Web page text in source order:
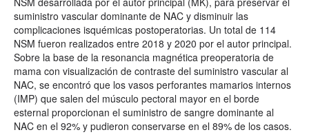
suministro vascular dominante de NAC y disminuir las
complicaciones isquémicas postoperatorias. Un total de 114
NSM fueron realizados entre 2018 y 2020 por el autor principal.
Sobre la base de la resonancia magnética preoperatoria de
mama con visualización de contraste del suministro vascular al
NAC, se encontró que los vasos perforantes mamarios internos
(IMP) que salen del músculo pectoral mayor en el borde
esternal proporcionan el suministro de sangre dominante al
NAC en el 92% y pudieron conservarse en el 89% de los casos.